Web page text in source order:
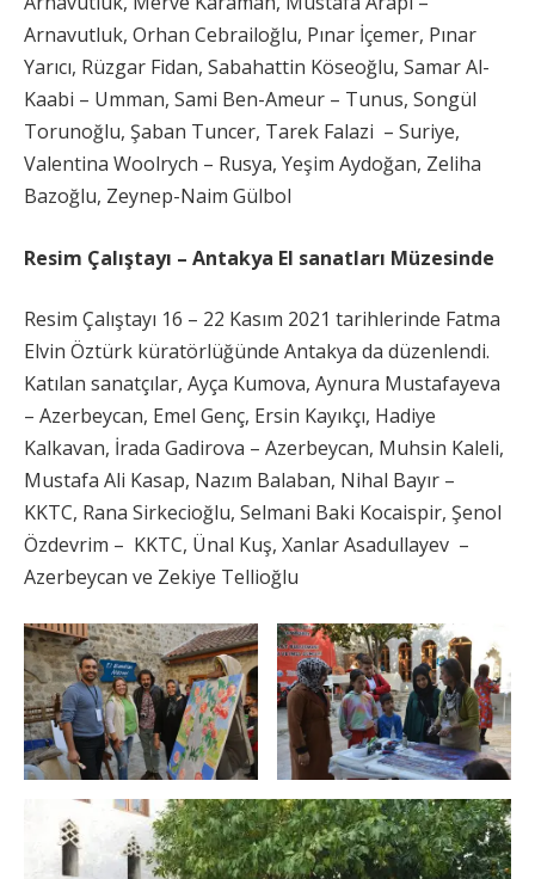
Arnavutluk, Orhan Cebrailoğlu, Pınar İçemer, Pınar
Yarıcı, Rüzgar Fidan, Sabahattin Köseoğlu, Samar Al-
Kaabi – Umman, Sami Ben-Ameur – Tunus, Songül
Torunoğlu, Şaban Tuncer, Tarek Falazi – Suriye,
Valentina Woolrych – Rusya, Yeşim Aydoğan, Zeliha
Bazoğlu, Zeynep-Naim Gülbol
Resim Çalıştayı – Antakya El sanatları Müzesinde
Resim Çalıştayı 16 – 22 Kasım 2021 tarihlerinde Fatma
Elvin Öztürk küratörlüğünde Antakya da düzenlendi.
Katılan sanatçılar, Ayça Kumova, Aynura Mustafayeva
– Azerbeycan, Emel Genç, Ersin Kayıkçı, Hadiye
Kalkavan, İrada Gadirova – Azerbeycan, Muhsin Kaleli,
Mustafa Ali Kasap, Nazım Balaban, Nihal Bayır –
KKTC, Rana Sirkecioğlu, Selmani Baki Kocaispir, Şenol
Özdevrim – KKTC, Ünal Kuş, Xanlar Asadullayev –
Azerbeycan ve Zekiye Tellioğlu